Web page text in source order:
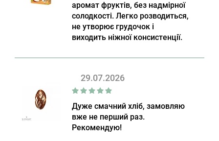
аромат фруктів, без надмірної
солодкості. Легко розводиться,
не утворює грудочок і
виходить ніжної консистенції.
29.07.2026
Дуже смачний хліб, замовляю
вже не перший раз.
Рекомендую!